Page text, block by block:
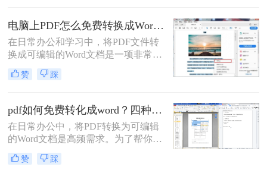
错乱，要么工具捆绑广告，甚至文件
受损。那么 PDF 如何改成 Word 文
档？本文从 转换质量、操作难度、文
件安全、批量能力 四个维度，对比三
种主流方法，帮助您快速选出最合适
的那一种。
电脑上PDF怎么免费转换成Word？四种方法对比与实操指南（附详细表格）!
在日常办公和学习中，将PDF文件转
换成可编辑的Word文档是一项非常高
频的需求。PDF虽然版式固定、不易
篡改，但编辑修改较为困难，而Word
为了帮你快速选出最适合自己的转换
方式，下表汇总了四种主流免费方法
的核心差异：
赞 踩
pdf如何免费转化成word？四种方法对比与实操指南（附详细表格）
在日常办公中，将PDF转换为可编辑
的Word文档是高频需求。为了帮你快
速选出最适合自己的方案，下表汇总
了四种主流免费方法的核心差异：
赞 踩